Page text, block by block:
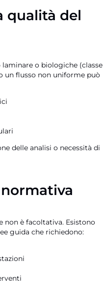
qualità del
laminare o biologiche (classe
un flusso non uniforme può
delle analisi o necessità di
non è facoltativa. Esistono
guida che richiedono: